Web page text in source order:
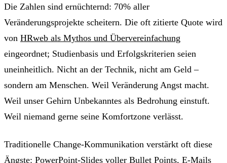
Die Zahlen sind ernüchternd: 70% aller
Veränderungsprojekte scheitern. Die oft zitierte Quote wird
von HRweb als Mythos und Übervereinfachung
eingeordnet; Studienbasis und Erfolgskriterien seien
uneinheitlich. Nicht an der Technik, nicht am Geld –
sondern am Menschen. Weil Veränderung Angst macht.
Weil unser Gehirn Unbekanntes als Bedrohung einstuft.
Weil niemand gerne seine Komfortzone verlässt.
Traditionelle Change-Kommunikation verstärkt oft diese
Ängste: PowerPoint-Slides voller Bullet Points, E-Mails